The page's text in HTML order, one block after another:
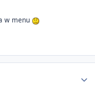
w menu